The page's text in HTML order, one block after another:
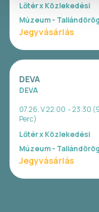
Lőtér x Közlekedési
Múzeum -
Jegyvásárlás
DEVA
DEVA
07.26. V 22:00 - 23:30
Perc)
Lőtér x Közlekedési
Múzeum -
Jegyvásárlás